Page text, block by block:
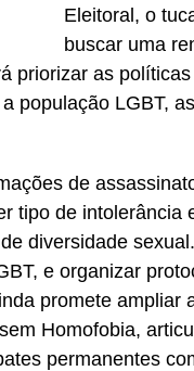
Eleitoral, o
buscar uma
priorizar as
população LGBT,
de
tipo de intolerância
diversidade
e organizar
promete ampliar
Homofobia,
permanentes